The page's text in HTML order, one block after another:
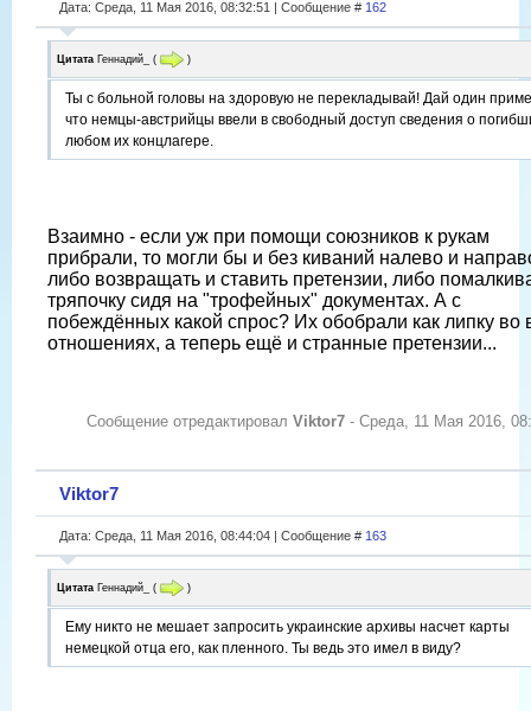
Дата: Среда, 11 Мая 2016, 08:32:51 | Сообщение # 162
Цитата Геннадий_ ( )
Ты с больной головы на здоровую не перекладывай! Дай один
что немцы-австрийцы ввели в свободный доступ сведения о
любом их концлагере.
Взаимно - если уж при помощи союзников к рукам
прибрали, то могли бы и без киваний налево и
либо возвращать и ставить претензии, либо
тряпочку сидя на "трофейных" документах. А с
побеждённых какой спрос? Их обобрали как липку во
отношениях, а теперь ещё и странные претензии...
Сообщение отредактировал Viktor7 - Среда, 11 Мая 2016,
Viktor7
Дата: Среда, 11 Мая 2016, 08:44:04 | Сообщение # 163
Цитата Геннадий_ ( )
Ему никто не мешает запросить украинские архивы насчет карты
немецкой отца его, как пленного. Ты ведь это имел в виду?